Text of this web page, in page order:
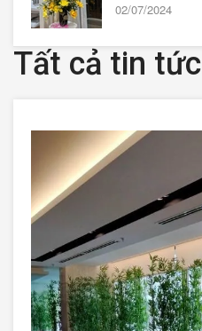
02/07/2024
Tất cả tin tức